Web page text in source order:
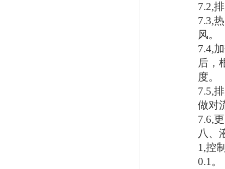
7.2,
7.3,
风。
7.4,
后，
度。
7.5,
做对
7.6,
八、
1,控
0.1。